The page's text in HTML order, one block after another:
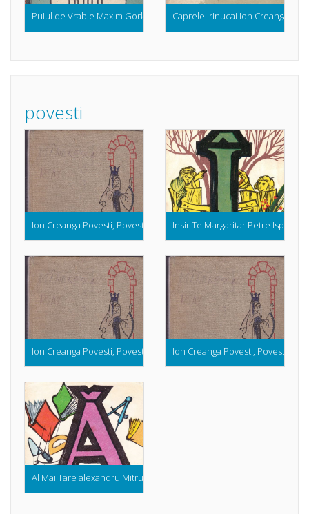
Puiul de Vrabie Maxim Gorki (Colectia Traista cu Povesti)
Caprele Irinucai Ion Creanga
povesti
Ion Creanga Povesti, Povestiri, Amintiri (Ilustratii de Livia Rusz) 3
Insir Te Margaritar Petre
Ion Creanga Povesti, Povestiri, Amintiri (Ilustratii de Livia Rusz) 2
Ion Creanga Povesti, Povestiri,
Al Mai Tare alexandru Mitru (Colectia Abc ul Povestilor)